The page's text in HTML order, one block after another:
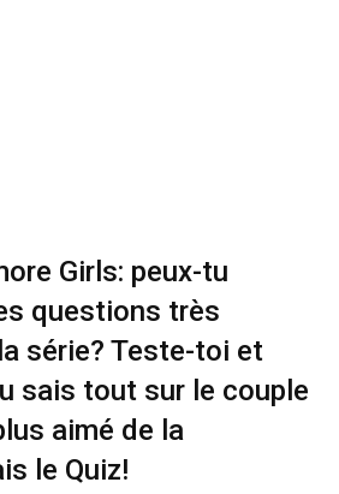
Girls: peux-tu
questions très
série? Teste-toi et
sais tout sur le couple
aimé de la
le Quiz!